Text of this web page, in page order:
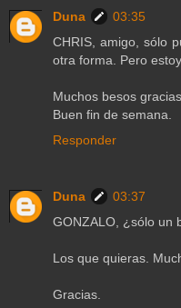
Duna
03:35
CHRIS, amigo, sólo
otra forma. Pero
Muchos besos gracias.
Buen fin de semana.
Responder
Duna
03:37
GONZALO, ¿sólo un
Los que quieras.
Gracias.